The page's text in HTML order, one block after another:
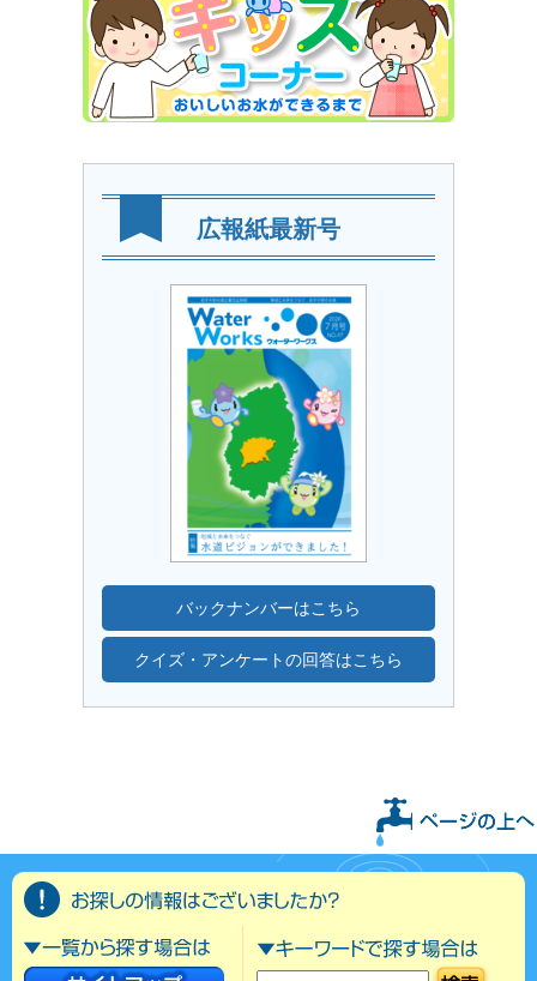
広報紙最新号
バックナンバーはこちら
クイズ・アンケートの回答はこちら